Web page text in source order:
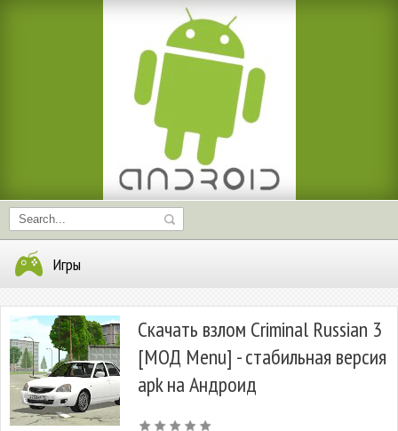
Игры
Скачать взлом Criminal Russian 3
[МОД Menu] - стабильная версия
apk на Андроид